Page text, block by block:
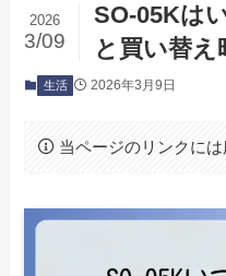
SO-05Kは
と買い替え
2026
3/09
生活 2026年3月9日
当ページのリンクには